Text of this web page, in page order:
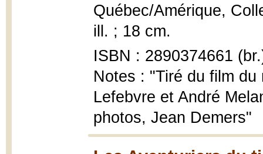
Québec/Amérique,
ill. ; 18 cm.
ISBN : 2890374661
Notes : "Tiré du film
Lefebvre et André
photos, Jean Demers"